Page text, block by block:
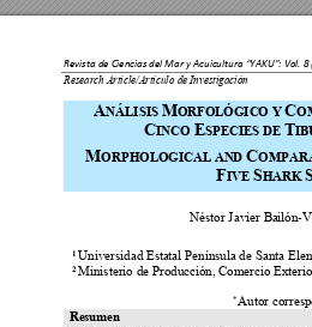
Revista de Ciencias del Mar y Acuicultura “YAKU”: Vol. 8
Research Article/Artículo de Investigación
ANÁLISIS MORFOLÓGICO Y C
CINCO ESPECIES DE T
MORPHOLOGICAL AND C
FIVE SHARK
Néstor Javier Bailón-
1 Universidad Estatal Península de Santa
2 Ministerio de Producción, Comercio Exter
*Autor
Resumen